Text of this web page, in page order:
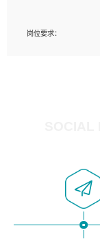
岗位要求：
4、掌握DevOps思想
5、掌握常见中间件配